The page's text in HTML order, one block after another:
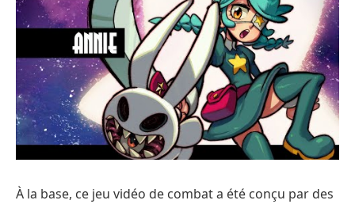
À la base, ce jeu vidéo de combat a été conçu par des